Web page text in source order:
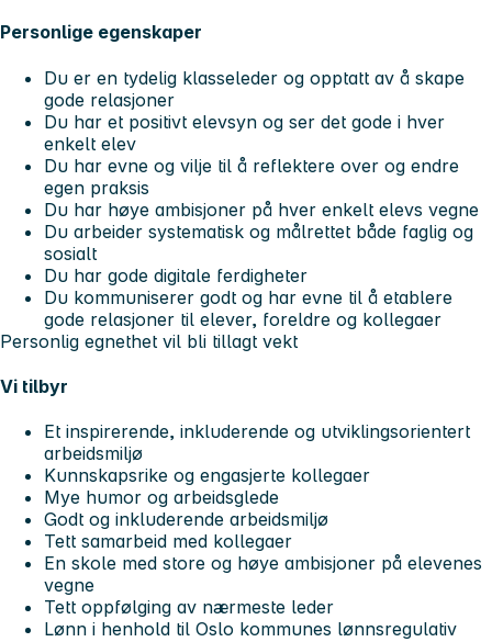
Personlige egenskaper
Du er en tydelig klasseleder og opptatt av å skape
gode relasjoner
Du har et positivt elevsyn og ser det gode i hver
enkelt elev
Du har evne og vilje til å reflektere over og endre
egen praksis
Du har høye ambisjoner på hver enkelt elevs vegne
Du arbeider systematisk og målrettet både faglig og
sosialt
Du har gode digitale ferdigheter
Du kommuniserer godt og har evne til å etablere
gode relasjoner til elever, foreldre og kollegaer
Personlig egnethet vil bli tillagt vekt
Vi tilbyr
Et inspirerende, inkluderende og utviklingsorientert
arbeidsmiljø
Kunnskapsrike og engasjerte kollegaer
Mye humor og arbeidsglede
Godt og inkluderende arbeidsmiljø
Tett samarbeid med kollegaer
En skole med store og høye ambisjoner på elevenes
vegne
Tett oppfølging av nærmeste leder
Lønn i henhold til Oslo kommunes lønnsregulativ